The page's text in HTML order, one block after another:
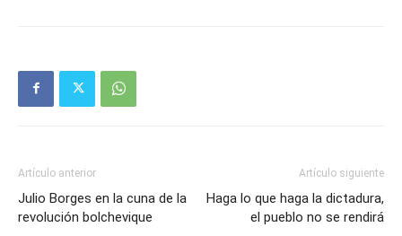
Artículo anterior
Julio Borges en la cuna de la
revolución bolchevique
Artículo siguiente
Haga lo que haga la dictadura,
el pueblo no se rendirá